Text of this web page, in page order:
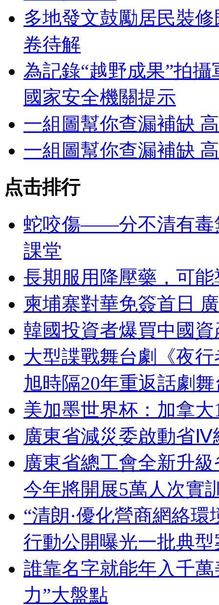
多地發文鼓勵居民裝
卷待解
為記錄“越野成果”拍
國家安全機關提示
一組圖幫你查漏補缺
一組圖幫你查漏補缺
点击排行
蛇咬傷——分不清有毒
課堂
長期服用降壓藥，可
柬埔寨對華免簽首日
韓國投資者爆買中國
大型諜戰舞台劇《夜
旭時隔20年重返話劇
美加墨世界杯：加拿大
廣東省減災委啟動省Ⅳ
廣東省總工會全新升
今年將開展5萬人次實
“清朗·優化營商網絡
行動公開曝光一批典型
誰靠名字就能年入千
力”大盤點